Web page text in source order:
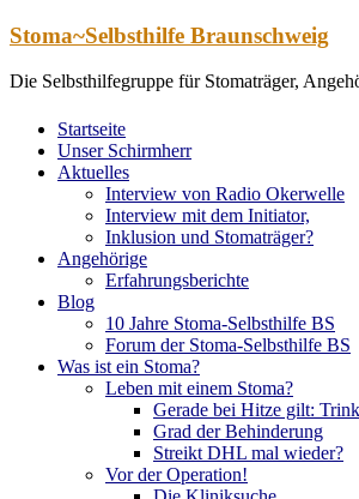
Zum
springen
Stoma~Selbsthilfe Braunschweig
Die Selbsthilfegruppe für Stomaträger,
Startseite
Unser Schirmherr
Aktuelles
Interview von Radio Okerwelle
Interview mit dem Initiator,
Inklusion und Stomaträger?
Angehörige
Erfahrungsberichte
Blog
10 Jahre Stoma-Selbsthilfe BS
Forum der Stoma-Selbsthilfe BS
Was ist ein Stoma?
Leben mit einem Stoma?
Gerade bei Hitze gilt:
Grad der Behinderung
Streikt DHL mal wieder?
Vor der Operation!